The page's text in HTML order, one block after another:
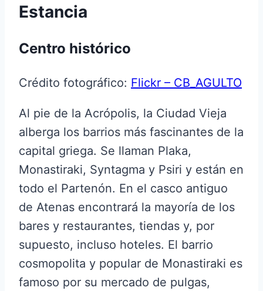
Estancia
Centro histórico
Crédito fotográfico: Flickr – CB_AGULTO
Al pie de la Acrópolis, la Ciudad Vieja
alberga los barrios más fascinantes de la
capital griega. Se llaman Plaka,
Monastiraki, Syntagma y Psiri y están en
todo el Partenón. En el casco antiguo
de Atenas encontrará la mayoría de los
bares y restaurantes, tiendas y, por
supuesto, incluso hoteles. El barrio
cosmopolita y popular de Monastiraki es
famoso por su mercado de pulgas,